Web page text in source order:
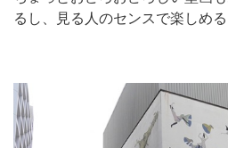
るし、見る人のセンスで楽しめる